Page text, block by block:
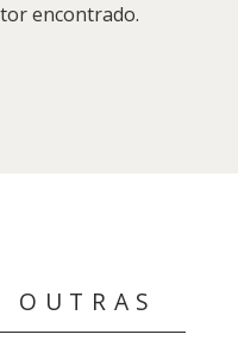
encontrado.
OUTRAS